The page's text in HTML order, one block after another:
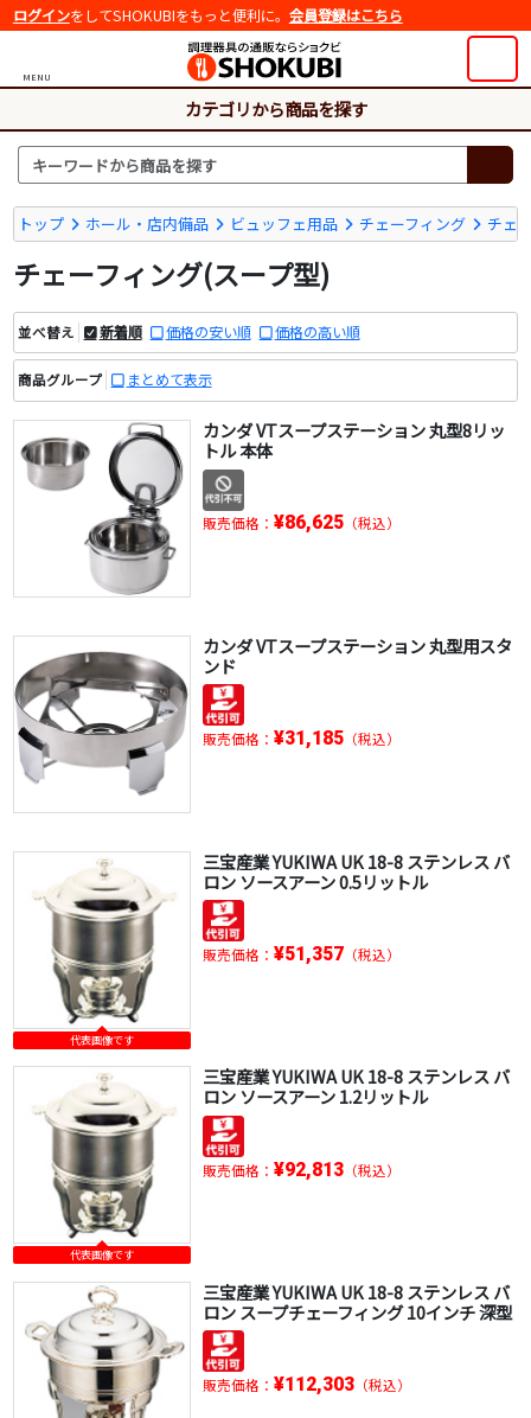
ログインをしてSHOKUBIをもっと便利に。 会員登録はこちら
MENU
カテゴリから商品を探す
トップ ホール・店内備品 ビュッフェ用品 チェーフィング チェ
チェーフィング(スープ型)
並べ替え 新着順 価格の安い順 価格の高い順
商品グループ まとめて表示
カンダ VTスープステーション 丸型8リッ
トル 本体
販売価格： ¥86,625（税込）
カンダ VTスープステーション 丸型用スタ
ンド
販売価格： ¥31,185（税込）
代表画像です
三宝産業 YUKIWA UK 18-8 ステンレス バ
ロン ソースアーン 0.5リットル
販売価格： ¥51,357（税込）
代表画像です
三宝産業 YUKIWA UK 18-8 ステンレス バ
ロン ソースアーン 1.2リットル
販売価格： ¥92,813（税込）
三宝産業 YUKIWA UK 18-8 ステンレス バ
ロン スープチェーフィング 10インチ 深型
販売価格： ¥112,303（税込）